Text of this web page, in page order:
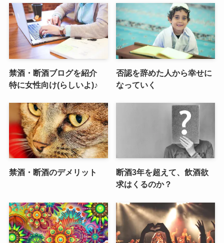
禁酒・断酒ブログを紹介
特に女性向け(らしいよ)♪
否認を辞めた人から幸せに
なっていく
禁酒・断酒のデメリット
断酒3年を超えて、飲酒欲
求はくるのか？